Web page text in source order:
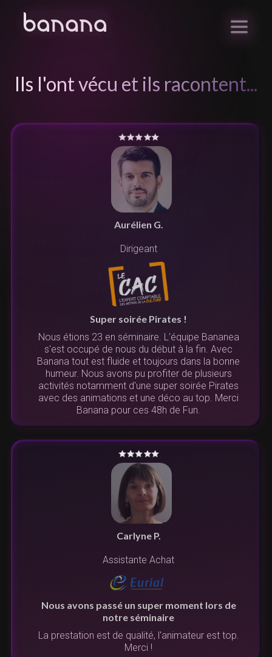
Ils l'ont vécu et ils racontent...
Aurélien G.
Dirigeant
Super soirée Pirates !
Nous étions 23 en séminaire. L'équipe Bananea
s'est occupé de nous du début à la fin. Avec
Banana tout est fluide et toujours dans la bonne
humeur. Nous avons pu profiter de plusieurs
activités notamment d'une super soirée Pirates
avec des animations et une déco au top. Merci
Banana pour ces 48h de Fun.
Carlyne P.
Assistante Achat
Nous avons passé un super moment lors de
notre séminaire
La prestation est de qualité, l'animateur est top.
Merci !